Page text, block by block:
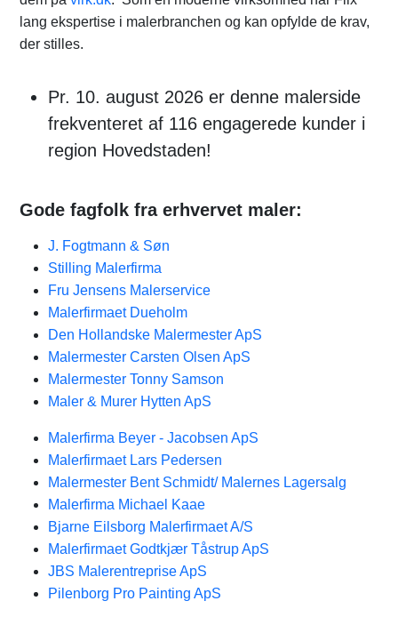
lang ekspertise i malerbranchen og kan opfylde de krav,
der stilles.
Pr. 10. august 2026 er denne malerside
frekventeret af 116 engagerede kunder i
region Hovedstaden!
Gode fagfolk fra erhvervet maler:
J. Fogtmann & Søn
Stilling Malerfirma
Fru Jensens Malerservice
Malerfirmaet Dueholm
Den Hollandske Malermester ApS
Malermester Carsten Olsen ApS
Malermester Tonny Samson
Maler & Murer Hytten ApS
Malerfirma Beyer - Jacobsen ApS
Malerfirmaet Lars Pedersen
Malermester Bent Schmidt/ Malernes Lagersalg
Malerfirma Michael Kaae
Bjarne Eilsborg Malerfirmaet A/S
Malerfirmaet Godtkjær Tåstrup ApS
JBS Malerentreprise ApS
Pilenborg Pro Painting ApS